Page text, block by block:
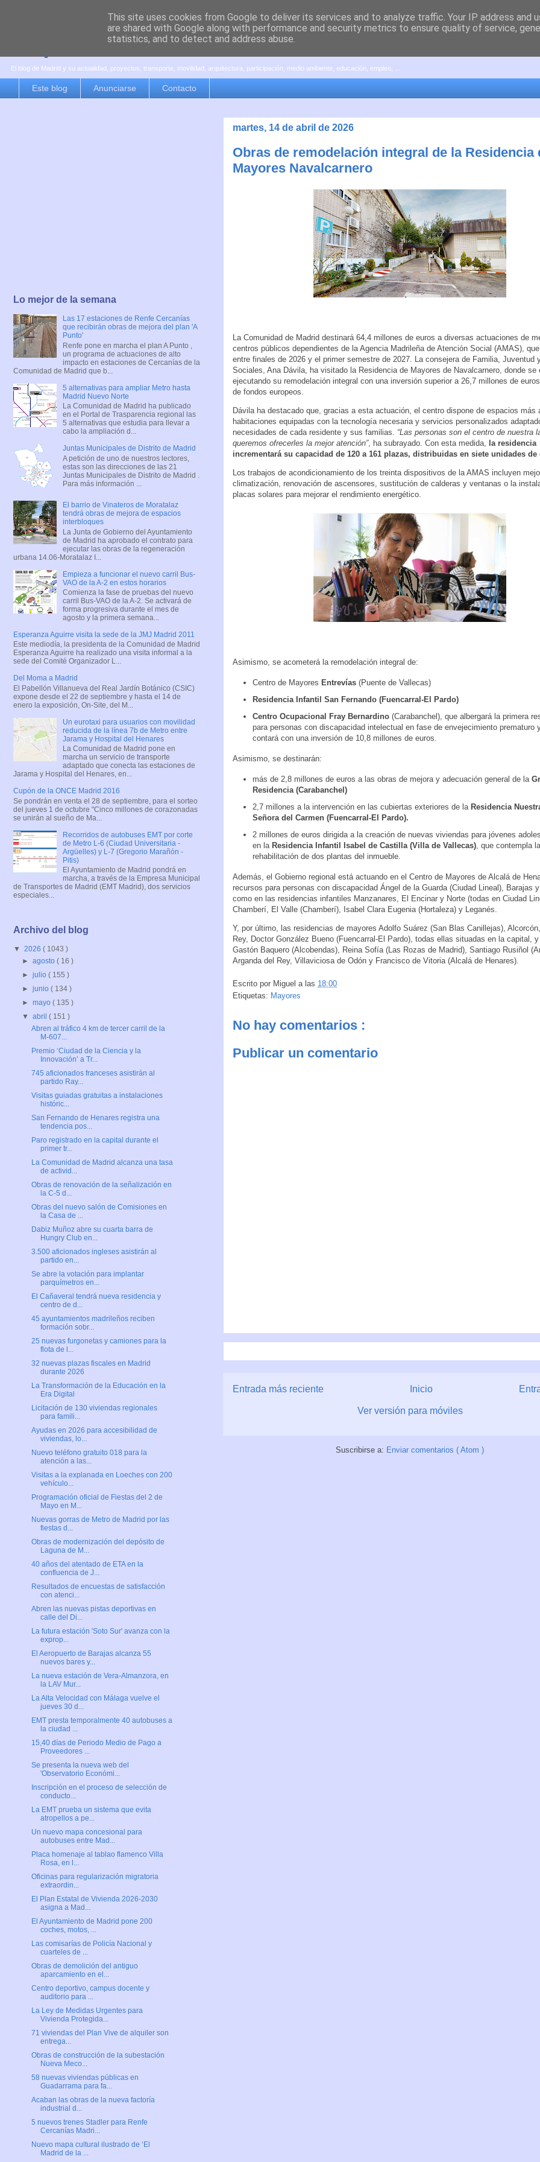
es por madrid
El blog de Madrid y su actualidad, proyectos, transporte, movilidad, arquitectura, participación, medio ambiente, educación, empleo, ...
Este blog Anunciarse Contacto
martes, 14 de abril de 2026
Obras de remodelación integral de la Residencia
Mayores Navalcarnero
La Comunidad de Madrid destinará 64,4 millones de euros a diversas actuaciones de
centros públicos dependientes de la Agencia Madrileña de Atención Social (AMAS),
entre finales de 2026 y el primer semestre de 2027. La consejera de Familia, Juventud
Sociales, Ana Dávila, ha visitado la Residencia de Mayores de Navalcarnero, donde se
ejecutando su remodelación integral con una inversión superior a 26,7 millones de
de fondos europeos.
Dávila ha destacado que, gracias a esta actuación, el centro dispone de espacios más
habitaciones equipadas con la tecnología necesaria y servicios personalizados
necesidades de cada residente y sus familias. “Las personas son el centro de nuestra
queremos ofrecerles la mejor atención”, ha subrayado. Con esta medida,
la residencia
incrementará su capacidad de 120 a 161 plazas, distribuidas en siete unidades de
Los trabajos de acondicionamiento de los treinta dispositivos de la AMAS incluyen
climatización, renovación de ascensores, sustitución de calderas y ventanas o la
placas solares para mejorar el rendimiento energético.
Asimismo, se acometerá la remodelación integral de:
Centro de Mayores Entrevías (Puente de Vallecas)
Residencia Infantil San Fernando (Fuencarral-El Pardo)
Centro Ocupacional Fray Bernardino(Carabanchel), que albergará la primera
para personas con discapacidad intelectual en fase de envejecimiento prematuro
contará con una inversión de 10,8 millones de euros.
Asimismo, se destinarán:
más de 2,8 millones de euros a las obras de mejora y adecuación general de la
Residencia (Carabanchel)
2,7 millones a la intervención en las cubiertas exteriores de la Residencia
Señora del Carmen (Fuencarral-El Pardo).
2 millones de euros dirigida a la creación de nuevas viviendas para jóvenes
en la Residencia Infantil Isabel de Castilla (Villa de Vallecas), que contempla la
rehabilitación de dos plantas del inmueble.
Además, el Gobierno regional está actuando en el Centro de Mayores de Alcalá de
recursos para personas con discapacidad Ángel de la Guarda (Ciudad Lineal), Barajas
como en las residencias infantiles Manzanares, El Encinar y Norte (todas en Ciudad
Chamberí, El Valle (Chamberí), Isabel Clara Eugenia (Hortaleza) y Leganés.
Y, por último, las residencias de mayores Adolfo Suárez (San Blas Canillejas),
Rey, Doctor González Bueno (Fuencarral-El Pardo), todas ellas situadas en la capital,
Gastón Baquero (Alcobendas), Reina Sofía (Las Rozas de Madrid), Santiago Rusiñol
Arganda del Rey, Villaviciosa de Odón y Francisco de Vitoria (Alcalá de Henares).
Escrito por Miguel a las 18:00
Etiquetas: Mayores
No hay comentarios :
Publicar un comentario
Entrada más reciente Inicio
Ver versión para móviles
Suscribirse a: Enviar comentarios ( Atom )
Lo mejor de la semana
Las 17 estaciones de Renfe Cercanías
que recibirán obras de mejora del plan 'A
Punto'
Renfe pone en marcha el plan A Punto ,
un programa de actuaciones de alto
impacto en estaciones de Cercanías de la
Comunidad de Madrid que b...
5 alternativas para ampliar Metro hasta
Madrid Nuevo Norte
La Comunidad de Madrid ha publicado
en el Portal de Trasparencia regional las
5 alternativas que estudia para llevar a
cabo la ampliación d...
Juntas Municipales de Distrito de Madrid
A petición de uno de nuestros lectores,
estas son las direcciones de las 21
Juntas Municipales de Distrito de Madrid .
Para más información ...
El barrio de Vinateros de Moratalaz
tendrá obras de mejora de espacios
interbloques
La Junta de Gobierno del Ayuntamiento
de Madrid ha aprobado el contrato para
ejecutar las obras de la regeneración
urbana 14.06-Moratalaz I...
Empieza a funcionar el nuevo carril Bus-
VAO de la A-2 en estos horarios
Comienza la fase de pruebas del nuevo
carril Bus-VAO de la A-2. Se activará de
forma progresiva durante el mes de
agosto y la primera semana...
Esperanza Aguirre visita la sede de la JMJ Madrid 2011
Este mediodía, la presidenta de la Comunidad de Madrid
Esperanza Aguirre ha realizado una visita informal a la
sede del Comité Organizador L...
Del Moma a Madrid
El Pabellón Villanueva del Real Jardín Botánico (CSIC)
expone desde el 22 de septiembre y hasta el 14 de
enero la exposición, On-Site, del M...
Un eurotaxi para usuarios con movilidad
reducida de la línea 7b de Metro entre
Jarama y Hospital del Henares
La Comunidad de Madrid pone en
marcha un servicio de transporte
adaptado que conecta las estaciones de
Jarama y Hospital del Henares, en...
Cupón de la ONCE Madrid 2016
Se pondrán en venta el 28 de septiembre, para el sorteo
del jueves 1 de octubre "Cinco millones de corazonadas
se unirán al sueño de Ma...
Recorridos de autobuses EMT por corte
de Metro L-6 (Ciudad Universitaria -
Argüelles) y L-7 (Gregorio Marañón -
Pitis)
El Ayuntamiento de Madrid pondrá en
marcha, a través de la Empresa Municipal
de Transportes de Madrid (EMT Madrid), dos servicios
especiales...
Archivo del blog
▼ 2026 ( 1043 )
►agosto( 16 )
►julio( 155 )
►junio( 134 )
►mayo( 135 )
▼abril( 151 )
Abren al tráfico 4 km de tercer carril de la
M-607...
Premio ‘Ciudad de la Ciencia y la
Innovación’ a Tr...
745 aficionados franceses asistirán al
partido Ray...
Visitas guiadas gratuitas a instalaciones
históric...
San Fernando de Henares registra una
tendencia pos...
Paro registrado en la capital durante el
primer tr...
La Comunidad de Madrid alcanza una tasa
de activid...
Obras de renovación de la señalización en
la C-5 d...
Obras del nuevo salón de Comisiones en
la Casa de ...
Dabiz Muñoz abre su cuarta barra de
Hungry Club en...
3.500 aficionados ingleses asistirán al
partido en...
Se abre la votación para implantar
parquímetros en...
El Cañaveral tendrá nueva residencia y
centro de d...
45 ayuntamientos madrileños reciben
formación sobr...
25 nuevas furgonetas y camiones para la
flota de l...
32 nuevas plazas fiscales en Madrid
durante 2026
La Transformación de la Educación en la
Era Digital
Licitación de 130 viviendas regionales
para famili...
Ayudas en 2026 para accesibilidad de
viviendas, lo...
Nuevo teléfono gratuito 018 para la
atención a las...
Visitas a la explanada en Loeches con 200
vehículo...
Programación oficial de Fiestas del 2 de
Mayo en M...
Nuevas gorras de Metro de Madrid por las
fiestas d...
Obras de modernización del depósito de
Laguna de M...
40 años del atentado de ETA en la
confluencia de J...
Resultados de encuestas de satisfacción
con atenci...
Abren las nuevas pistas deportivas en
calle del Di...
La futura estación 'Soto Sur' avanza con la
exprop...
El Aeropuerto de Barajas alcanza 55
nuevos bares y...
La nueva estación de Vera-Almanzora, en
la LAV Mur...
La Alta Velocidad con Málaga vuelve el
jueves 30 d...
EMT presta temporalmente 40 autobuses a
la ciudad ...
15,40 días de Periodo Medio de Pago a
Proveedores ...
Se presenta la nueva web del
'Observatorio Económi...
Inscripción en el proceso de selección de
conducto...
La EMT prueba un sistema que evita
atropellos a pe...
Un nuevo mapa concesional para
autobuses entre Mad...
Placa homenaje al tablao flamenco Villa
Rosa, en l...
Oficinas para regularización migratoria
extraordin...
El Plan Estatal de Vivienda 2026-2030
asigna a Mad...
El Ayuntamiento de Madrid pone 200
coches, motos, ...
Las comisarías de Policía Nacional y
cuarteles de ...
Obras de demolición del antiguo
aparcamiento en el...
Centro deportivo, campus docente y
auditorio para ...
La Ley de Medidas Urgentes para
Vivienda Protegida...
71 viviendas del Plan Vive de alquiler son
entrega...
Obras de construcción de la subestación
Nueva Meco...
58 nuevas viviendas públicas en
Guadarrama para fa...
Acaban las obras de la nueva factoría
industrial d...
5 nuevos trenes Stadler para Renfe
Cercanías Madri...
Nuevo mapa cultural ilustrado de ‘El
Madrid de la ...
This site uses cookies from Google to deliver its services and to analyze traffic. Your IP address and
are shared with Google along with performance and security metrics to ensure quality of service,
statistics, and to detect and address abuse.